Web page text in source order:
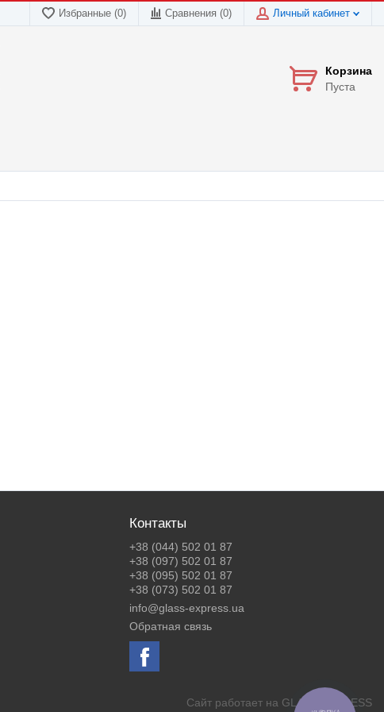
Избранные (0) Сравнения (0) Личный кабинет
Корзина
Пуста
Контакты
+38 (044) 502 01 87
+38 (097) 502 01 87
+38 (095) 502 01 87
+38 (073) 502 01 87
info@glass-express.ua
Обратная связь
Сайт работает на GLASS EXPRESS